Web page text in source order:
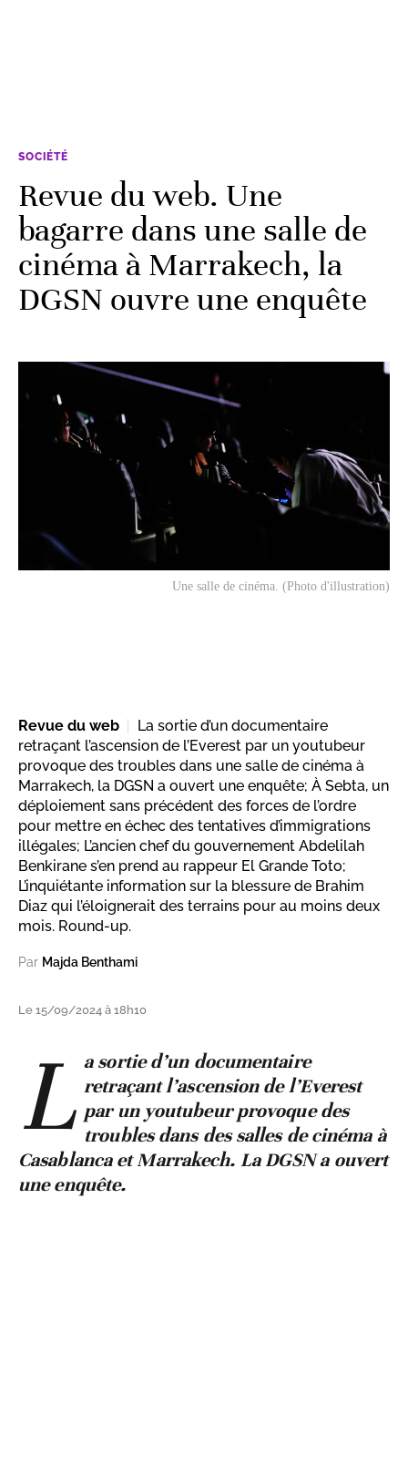
SOCIÉTÉ
Revue du web. Une
bagarre dans une salle de
cinéma à Marrakech, la
DGSN ouvre une enquête
Une salle de cinéma. (Photo d'illustration)
Revue du web
La sortie d’un documentaire
retraçant l’ascension de l’Everest par un youtubeur
provoque des troubles dans une salle de cinéma à
Marrakech, la DGSN a ouvert une enquête; À Sebta, un
déploiement sans précédent des forces de l’ordre
pour mettre en échec des tentatives d’immigrations
illégales; L’ancien chef du gouvernement Abdelilah
Benkirane s’en prend au rappeur El Grande Toto;
L’inquiétante information sur la blessure de Brahim
Diaz qui l’éloignerait des terrains pour au moins deux
mois. Round-up.
Par Majda Benthami
Le 15/09/2024 à 18h10
L a sortie d’un documentaire
retraçant l’ascension de l’Everest
par un youtubeur provoque des
troubles dans des salles de cinéma à
Casablanca et Marrakech. La DGSN a ouvert
une enquête.